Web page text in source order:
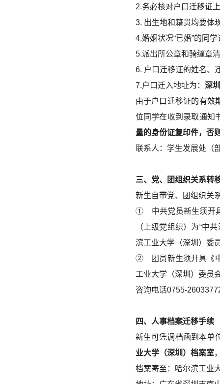
2.务必核对户口迁移证
3. 出生地和籍贯均要体
4.婚姻状况“已婚”的同
5.派出所公章和骑缝章
6. 户口迁移证的姓名、
7.户口迁入地址为： 深
由于户口迁移证的有效
位同学在收到录取通知
量的身份证复印件，否
联系人：学生发展处（
三、党、团组织关系转
新生自带党、团组织关
① 中共党员新生须开具
（上级党组织）为“中
滨工业大学（深圳）委
② 团员新生须开具《中
工业大学（深圳）委员
咨询电话0755-
四、人事档案迁移手续
新生可凭调档函到本单
业大学（深圳）档案室
档案寄至：哈尔滨工业